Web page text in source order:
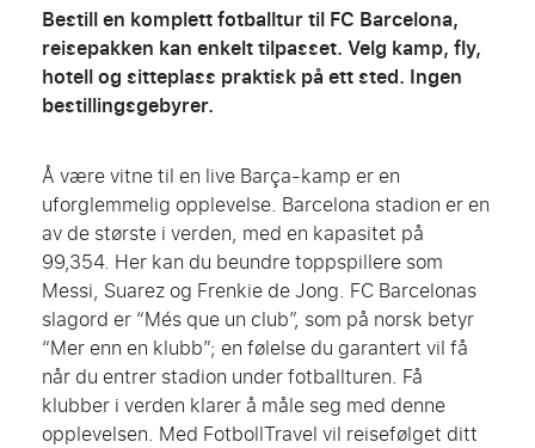
Bestill en komplett fotballtur til FC Barcelona,
reisepakken kan enkelt tilpasset. Velg kamp, fly,
hotell og sitteplass praktisk på ett sted. Ingen
bestillingsgebyrer.
Å være vitne til en live Barça-kamp er en
uforglemmelig opplevelse. Barcelona stadion er en
av de største i verden, med en kapasitet på
99,354. Her kan du beundre toppspillere som
Messi, Suarez og Frenkie de Jong. FC Barcelonas
slagord er “Més que un club”, som på norsk betyr
“Mer enn en klubb”; en følelse du garantert vil få
når du entrer stadion under fotballturen. Få
klubber i verden klarer å måle seg med denne
opplevelsen. Med FotbollTravel vil reisefølget ditt